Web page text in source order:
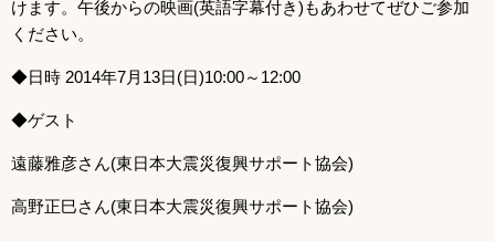
けます。午後からの映画(英語字幕付き)もあわせてぜひご参加
ください。
◆日時 2014年7月13日(日)10:00～12:00
◆ゲスト
遠藤雅彦さん(東日本大震災復興サポート協会)
高野正巳さん(東日本大震災復興サポート協会)